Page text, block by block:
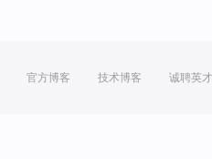
官方博客 技术博客 诚聘英才